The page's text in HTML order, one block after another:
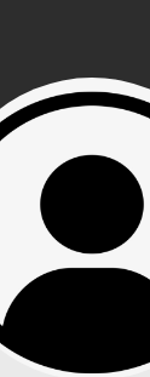
e
serviços e soluções
sua habilidade em
busca pelo